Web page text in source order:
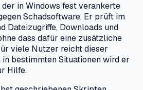
in Windows fest verankerte
Schadsoftware. Er prüft im
Dateizugriffe, Downloads und
dass dafür eine zusätzliche
viele Nutzer reicht dieser
in bestimmten Situationen wird er
Hilfe.